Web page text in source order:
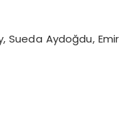
Sueda Aydoğdu, Emir